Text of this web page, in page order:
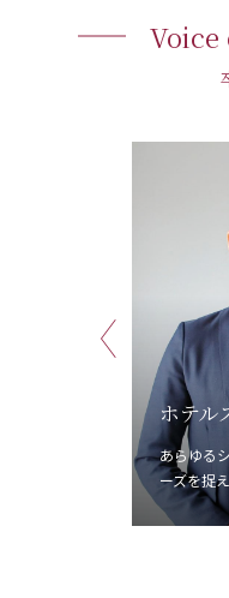
Previous
ホテル
あらゆる
ーズを捉